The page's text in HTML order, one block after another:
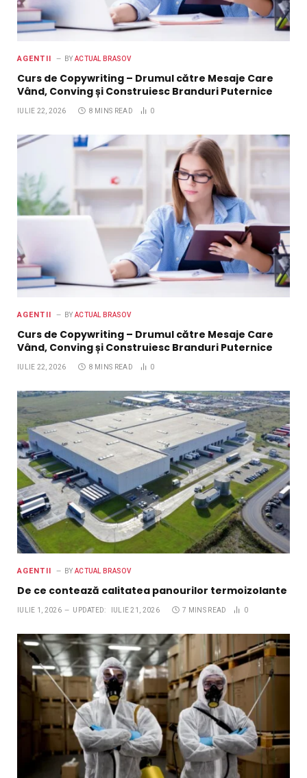
AGENTII BY ACTUAL BRASOV
Curs de Copywriting – Drumul către Mesaje Care
Vând, Conving și Construiesc Branduri Puternice
IULIE 22, 2026 8 MINS READ 0
AGENTII BY ACTUAL BRASOV
Curs de Copywriting – Drumul către Mesaje Care
Vând, Conving și Construiesc Branduri Puternice
IULIE 22, 2026 8 MINS READ 0
AGENTII BY ACTUAL BRASOV
De ce contează calitatea panourilor termoizolante
IULIE 1, 2026 UPDATED: IULIE 21, 2026 7 MINS READ 0